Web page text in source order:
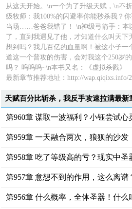
从这天开始。\n一个为了升级天赋，\n不
级牧师：我100%的闪避率你能秒杀我？
当场……爸爸我错了！ \n神级弓箭手：本
了，直到我遇见了他，才知道什么叫天下
想到吗？我几百亿的血量啊！被这小子一
道这一个普攻的伤害，会对我这个250岁
吗？ 呜呜呜~\n本书又名：《虚拟杀戮》
最新章节推荐地址：http://wap.qiqixs.info/
第960章 谋取一波福利？小钰尝试
了！
第959章 一天融合两次，狼狈的沙发
第958章 吃了等级高的亏？现实中圣
第957章 意想不到的作用，这么离
升！
第956章 什么概率，全体圣器！什么